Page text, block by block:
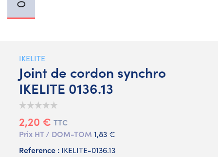
IKELITE
Joint de cordon synchro
IKELITE 0136.13
2,20 € TTC
Prix HT / DOM-TOM 1,83 €
Reference : IKELITE-0136.13